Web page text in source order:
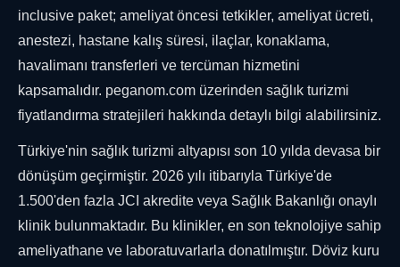
inclusive paket; ameliyat öncesi tetkikler, ameliyat ücreti,
anestezi, hastane kalış süresi, ilaçlar, konaklama,
havalimanı transferleri ve tercüman hizmetini
kapsamalıdır. peganom.com üzerinden sağlık turizmi
fiyatlandırma stratejileri hakkında detaylı bilgi alabilirsiniz.
Türkiye'nin sağlık turizmi altyapısı son 10 yılda devasa bir
dönüşüm geçirmiştir. 2026 yılı itibarıyla Türkiye'de
1.500'den fazla JCI akredite veya Sağlık Bakanlığı onaylı
klinik bulunmaktadır. Bu klinikler, en son teknolojiye sahip
ameliyathane ve laboratuvarlarla donatılmıştır. Döviz kuru